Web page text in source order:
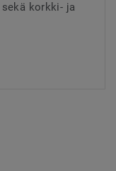
korkki- ja